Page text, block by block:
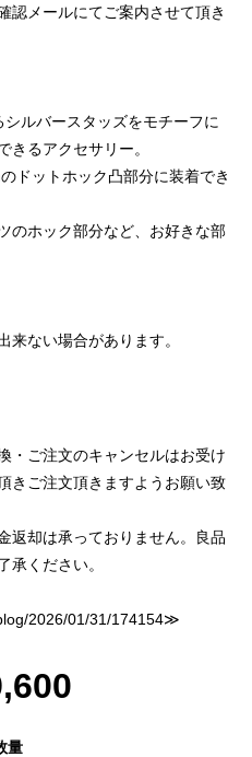
認メールにてご案内させて頂き
ルバースタッズをモチーフに
きるアクセサリー。
ドットホック凸部分に装着でき
のホック部分など、お好きな部
来ない場合があります。
・ご注文のキャンセルはお受け
きご注文頂きますようお願い致
返却は承っておりません。良品
承ください。
2026/01/31/174154≫
量